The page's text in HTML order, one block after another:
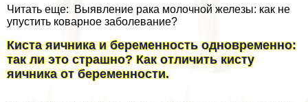
Читать еще: Выявление paка молочной железы: как не
упустить коварное заболевание?
Киста яичника и беременность одновременно:
так ли это страшно? Как отличить кисту
яичника от беременности.